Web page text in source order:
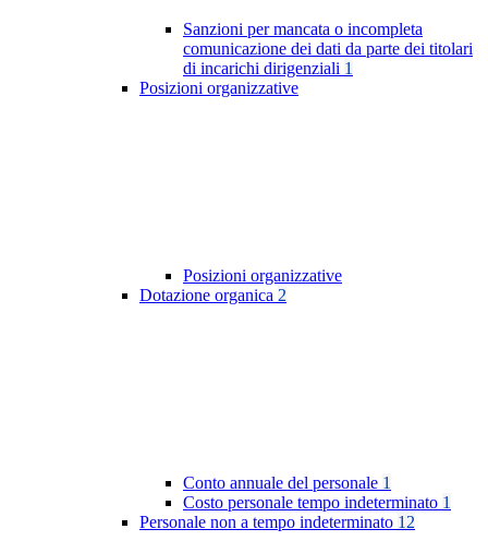
Sanzioni per mancata o incompleta
comunicazione dei dati da parte dei titolari
di incarichi dirigenziali 1
Posizioni organizzative
Posizioni organizzative
Dotazione organica 2
Conto annuale del personale 1
Costo personale tempo indeterminato 1
Personale non a tempo indeterminato 12